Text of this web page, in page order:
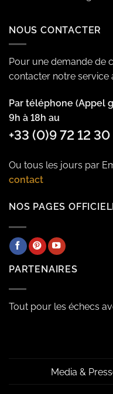
NOUS CONTACTER
Pour une demande de
contacter notre service
Par téléphone (Appel
9h à 18h au
+33 (0)9 72 12
Ou tous les jours par
contact
NOS PAGES
PARTENAIRES
Tout pour les échecs
Media &